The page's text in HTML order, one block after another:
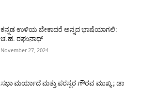
ಕನ್ನಡ ಉಳಿಯ ಬೇಕಾದರೆ ಅನ್ನದ ಭಾಷೆಯಾಗಲಿ:
ಚ.ಹ. ರಘುನಾಥ್
November 27, 2024
ಸಭಾ ಮರ್ಯಾದೆ ಮತ್ತು ಪರಸ್ಪರ ಗೌರವ ಮುಖ್ಯ ; ಡಾ